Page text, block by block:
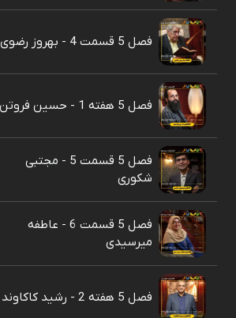
فصل 5 قسمت 4 - بهروز رضوی
فصل 5 هفته 1 - حسین فروتن
فصل 5 قسمت 5 - مجتبی
شکوری
فصل 5 قسمت 6 - عاطفه
میرسیدی
فصل 5 هفته 2 - رشید کاکاوند